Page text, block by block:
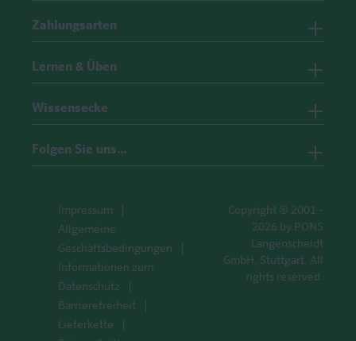
Zahlungsarten
Lernen & Üben
Wissensecke
Folgen Sie uns…
Impressum
Allgemeine
Geschäftsbedingungen
Informationen zum
Datenschutz
Barrierefreiheit
Lieferkette
Copyright © 2001 -
2026 by PONS
Langenscheidt
GmbH, Stuttgart. All
rights reserved.